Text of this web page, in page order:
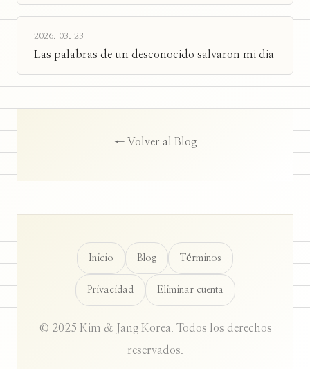
2026. 03. 23
Las palabras de un desconocido salvaron mi dia
← Volver al Blog
Inicio Blog Términos
Privacidad Eliminar cuenta
© 2025 Kim & Jang Korea. Todos los derechos
reservados.